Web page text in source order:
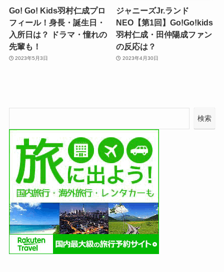
Go! Go! Kids羽村仁成プロ
フィール！身長・誕生日・
入所日は？ ドラマ・憧れの
先輩も！
2023年5月3日
ジャニーズJr.ランド
NEO【第1回】Go!Go!kids
羽村仁成・田仲陽成ファン
の反応は？
2023年4月30日
検索